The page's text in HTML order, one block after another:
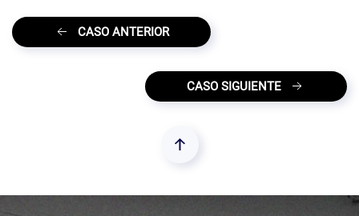
CASO ANTERIOR
CASO SIGUIENTE